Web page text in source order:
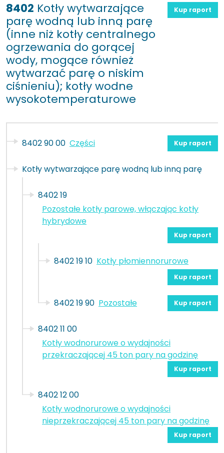
8402 Kotły wytwarzające
parę wodną lub inną parę
(inne niż kotły centralnego
ogrzewania do gorącej
wody, mogące również
wytwarzać parę o niskim
ciśnieniu); kotły wodne
wysokotemperaturowe
Kup raport
8402 90 00 Części Kup raport
Kotły wytwarzające parę wodną lub inną parę
8402 19
Pozostałe kotły parowe, włączając kotły
hybrydowe
Kup raport
8402 19 10 Kotły płomiennorurowe
Kup raport
8402 19 90 Pozostałe Kup raport
8402 11 00
Kotły wodnorurowe o wydajności
przekraczającej 45 ton pary na godzinę
Kup raport
8402 12 00
Kotły wodnorurowe o wydajności
nieprzekraczającej 45 ton pary na godzinę
Kup raport